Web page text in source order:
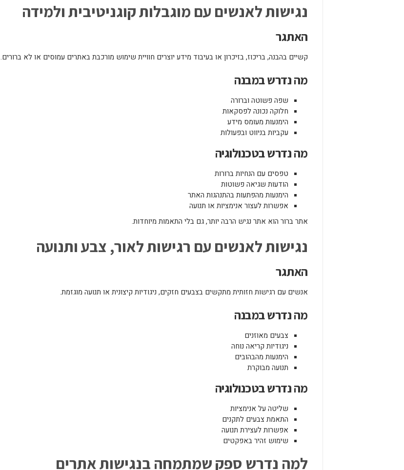
נגישות לאנשים עם מוגבלות קוגניטיבית ולמידה
האתגר
קשיים בהבנה, בריכוז, בזיכרון או בעיבוד מידע יוצרים חוויית שימוש מורכבת באתרים עמוסים או לא ברורים.
מה נדרש במבנה
שפה פשוטה וברורה
חלוקה נכונה לפסקאות
הימנעות מעומס מידע
עקביות בניווט ובפעולות
מה נדרש בטכנולוגיה
טפסים עם הנחיות ברורות
הודעות שגיאה פשוטות
הימנעות מהפתעות בהתנהגות האתר
אפשרות לעצור אנימציות או תנועה
אתר ברור הוא אתר נגיש הרבה יותר, גם בלי התאמות מיוחדות.
נגישות לאנשים עם רגישות לאור, צבע ותנועה
האתגר
אנשים עם רגישות חזותית מתקשים בצבעים חזקים, ניגודיות קיצונית או תנועה מוגזמת.
מה נדרש במבנה
צבעים מאוזנים
ניגודיות קריאה נוחה
הימנעות מהבהובים
תנועה מבוקרת
מה נדרש בטכנולוגיה
שליטה על אנימציות
התאמת צבעים לתקנים
אפשרות לעצירת תנועה
שימוש זהיר באפקטים
למה נדרש ספק שמתמחה בנגישות אתרים